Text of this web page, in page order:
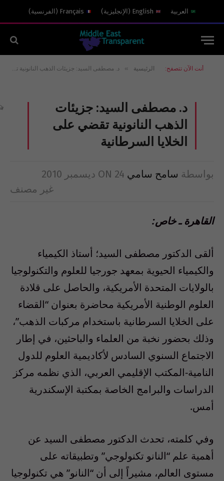
العربية English
( الإنجليزية)
Français
( الفرنسية)
أنت الآن تتصفح: الرئيسية » د. مصطفى السيد: جزيئات الذهب النانونية تقضي على الخلايا السرطانية
د. مصطفى السيد: جزيئات
الذهب النانونية تقضي على
الخلايا السرطانية
بواسطة سامح سامي ON 24 ديسمبر 2010
غير مصنف
القاهرة ـ خاص:
ألقى الدكتور مصطفى السيد؛ أستاذ الكيمياء
والكيمياء الحيوية بمعهد جورجيا للعلوم والتكنولوجيا
بالولايات المتحدة الأمريكية، والحاصل على قلادة
العلوم الوطنية الأمريكية محاضرة بعنوان “القضاء
على الخلايا السرطانية باستخدام مركبات الذهب”،
وذلك بحضور نخبة من العلماء والباحثين، في إطار
الاجتماع السنوي السادس لأكاديمية العلوم للدول
النامية-المكتب الإقليمي العربي، الذي نظمه مركز
الدراسات والبرامج الخاصة بمكتبة الإسكندرية
أمس.
وفي كلمته، تحدث الدكتور مصطفى السيد عن
أهمية علم “النانو تكنولوجي” وتطبيقاته على
مستوى العالم، مشيراً إلى أن “النانو” هي تكنولوجيا